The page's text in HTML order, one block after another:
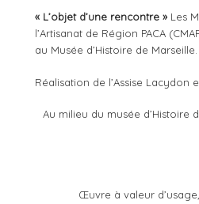
« L’objet d’une rencontre » Les
l’Artisanat de Région PACA
au Musée d’Histoire de Marseille.
Réalisation de l’Assise Lacydon
Au milieu du musée
Œuvre à valeur